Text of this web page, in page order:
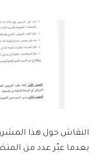
النقاش حول هذا
بعدما عبّر عدد من